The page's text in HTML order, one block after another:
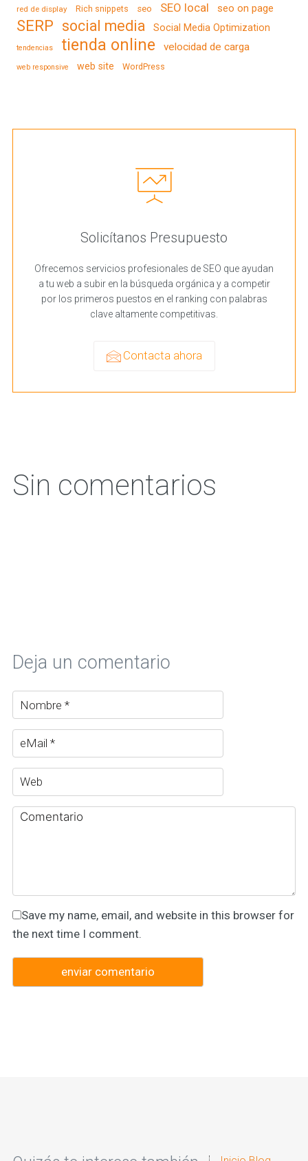
red de display Rich snippets seo SEO local seo on page
SERP social media Social Media Optimization
tendencias tienda online velocidad de carga
web responsive web site WordPress
Solicítanos Presupuesto
Ofrecemos servicios profesionales de SEO que ayudan
a tu web a subir en la búsqueda orgánica y a competir
por los primeros puestos en el ranking con palabras
clave altamente competitivas.
Contacta ahora
Sin comentarios
Deja un comentario
Save my name, email, and website in this browser for
the next time I comment.